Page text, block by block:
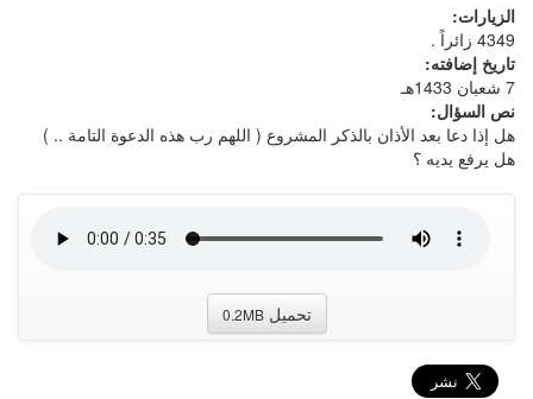
الزيارات:
4349 زائراً .
تاريخ إضافته:
7 شعبان 1433هـ
نص السؤال:
هل إذا دعا بعد الأذان بالذكر المشروع ( اللهم رب هذه الدعوة التامة .. )
هل يرفع يديه ؟
تحميل0.2MB